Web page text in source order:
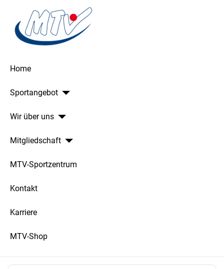
Home
Sportangebot
Wir über uns
Mitgliedschaft
MTV-Sportzentrum
Kontakt
Karriere
MTV-Shop